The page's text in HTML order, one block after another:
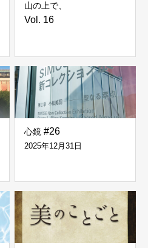
山の上で、
Vol. 16
心鏡 #26
2025年12月31日